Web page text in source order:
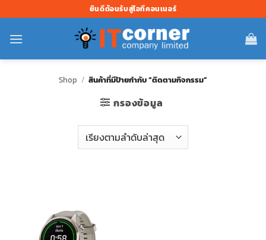
ไป
ยัง
ยินดีต้อนรับสู่ไอทีคอนเนอร์
Shop / สินค้าที่มีป้ายกำกับ “ติดตามกิจกรรม”
กรองข้อมูล